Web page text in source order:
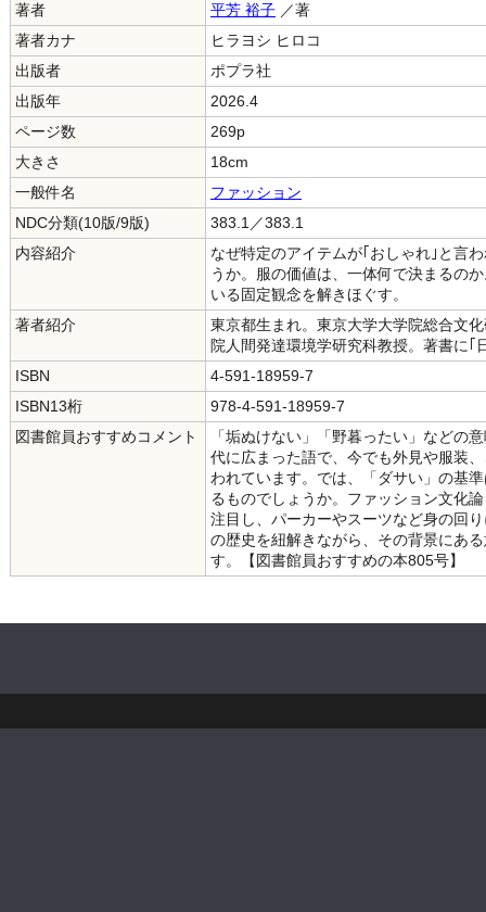
著者
平芳 裕子 ／著
著者カナ
ヒラヨシ ヒロコ
出版者
ポプラ社
出版年
2026.4
ページ数
269p
大きさ
18cm
一般件名
ファッション
NDC分類(10版/9版)
383.1／383.1
内容紹介
なぜ特定のアイテムが｢おしゃれ｣と言
うか。服の価値は、一体何で決まるの
いる固定観念を解きほぐす。
著者紹介
東京都生まれ。東京大学大学院総合文
院人間発達環境学研究科教授。著書に｢
ISBN
4-591-18959-7
ISBN13桁
978-4-591-18959-7
図書館員おすすめコメント
「垢ぬけない」「野暮ったい」などの
代に広まった語で、今でも外見や服装
われています。では、「ダサい」の基
るものでしょうか。ファッション文化
注目し、パーカーやスーツなど身の回
の歴史を紐解きながら、その背景にあ
す。【図書館員おすすめの本805号】